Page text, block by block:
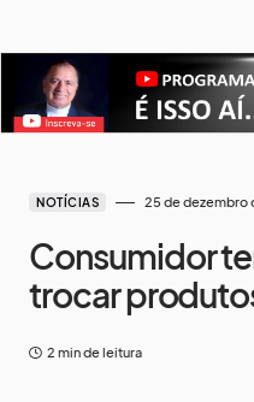
NOTÍCIAS 25 de dezembro
Consumidor
trocar
2 min de leitura